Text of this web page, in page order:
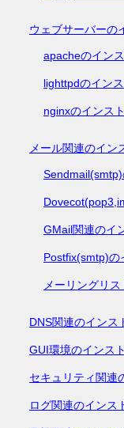
ウェブサーバーの
apacheのイン
lighttpdのイン
nginxのインス
メール関連のイン
GMail関連のイ
Postfix(smtp)の
メーリングリ
DNS関連のインス
GUI環境のインス
セキュリティ関連
ログ関連のインス